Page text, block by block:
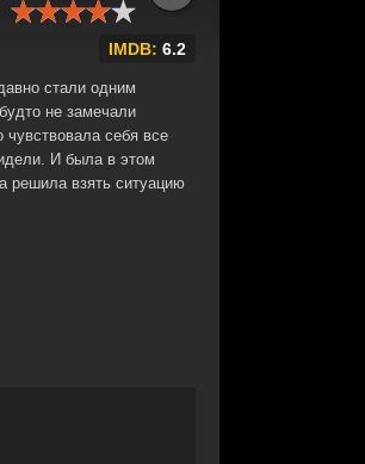
IMDB: 6.2
стали одним
не замечали
чувствовала себя все
И была в этом
решила взять ситуацию